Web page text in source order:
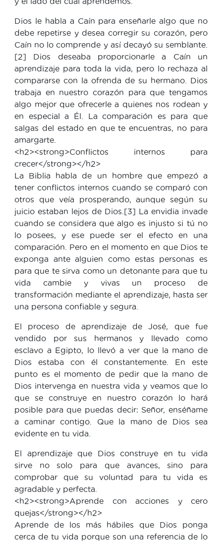
Dios le habla a Caín para enseñarle algo que no
debe repetirse y desea corregir su corazón, pero
Caín no lo comprende y así decayó su semblante.
[2] Dios deseaba proporcionarle a Caín un
aprendizaje para toda la vida, pero lo rechaza al
compararse con la ofrenda de su hermano. Dios
trabaja en nuestro corazón para que tengamos
algo mejor que ofrecerle a quienes nos rodean y
en especial a Él. La comparación es para que
salgas del estado en que te encuentras, no para
amargarte.
<h2><strong>Conflictos internos para
crecer</strong></h2>
La Biblia habla de un hombre que empezó a
tener conflictos internos cuando se comparó con
otros que veía prosperando, aunque según su
juicio estaban lejos de Dios.[3] La envidia invade
cuando se considera que algo es injusto si tú no
lo posees, y ese puede ser el efecto en una
comparación. Pero en el momento en que Dios te
exponga ante alguien como estas personas es
para que te sirva como un detonante para que tu
vida cambie y vivas un proceso de
transformación mediante el aprendizaje, hasta ser
una persona confiable y segura.
El proceso de aprendizaje de José, que fue
vendido por sus hermanos y llevado como
esclavo a Egipto, lo llevó a ver que la mano de
Dios estaba con él constantemente. En este
punto es el momento de pedir que la mano de
Dios intervenga en nuestra vida y veamos que lo
que se construye en nuestro corazón lo hará
posible para que puedas decir: Señor, enséñame
a caminar contigo. Que la mano de Dios sea
evidente en tu vida.
El aprendizaje que Dios construye en tu vida
sirve no solo para que avances, sino para
comprobar que su voluntad para tu vida es
agradable y perfecta.
<h2><strong>Aprende con acciones y cero
quejas</strong></h2>
Aprende de los más hábiles que Dios ponga
cerca de tu vida porque son una referencia de lo